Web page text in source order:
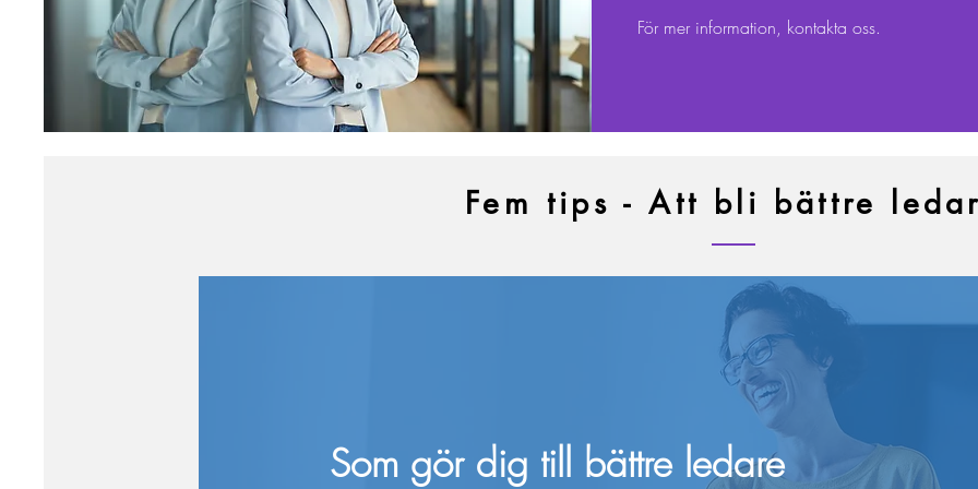
För mer information, kontakta oss.
Fem tips - Att bli bättre
Som gör dig till bättre ledare